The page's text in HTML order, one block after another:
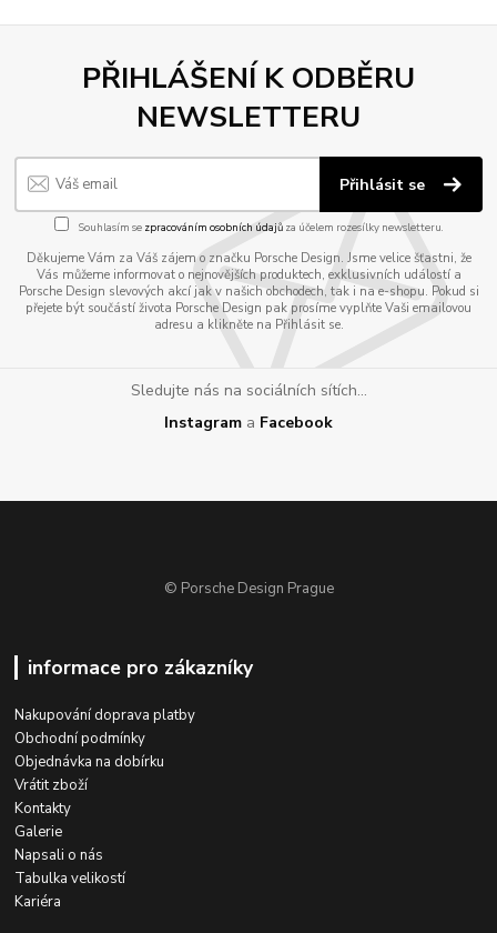
PŘIHLÁŠENÍ K ODBĚRU
NEWSLETTERU
Přihlásit se
Souhlasím se zpracováním osobních údajůza účelem rozesílky newsletteru.
Děkujeme Vám za Váš zájem o značku Porsche Design. Jsme velice šťastni, že
Vás můžeme informovat o nejnovějších produktech, exklusivních událostí a
Porsche Design slevových akcí jak v našich obchodech, tak i na e-shopu. Pokud si
přejete být součástí života Porsche Design pak prosíme vyplňte Vaši emailovou
adresu a klikněte na Přihlásit se.
Sledujte nás na sociálních sítích...
Instagram a Facebook
© Porsche Design Prague
informace pro zákazníky
Nakupování doprava platby
Obchodní podmínky
Objednávka na dobírku
Vrátit zboží
Kontakty
Galerie
Napsali o nás
Tabulka velikostí
Kariéra